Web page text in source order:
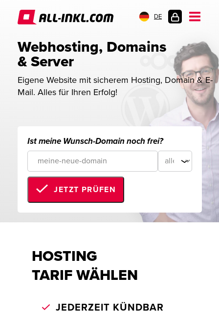
DE
Webhosting, Domains
& Server
Eigene Website mit sicherem Hosting, Domain & E-
Mail. Alles für Ihren Erfolg!
Ist meine Wunsch-Domain noch frei?
JETZT PRÜFEN
HOSTING
TARIF WÄHLEN
JEDERZEIT KÜNDBAR